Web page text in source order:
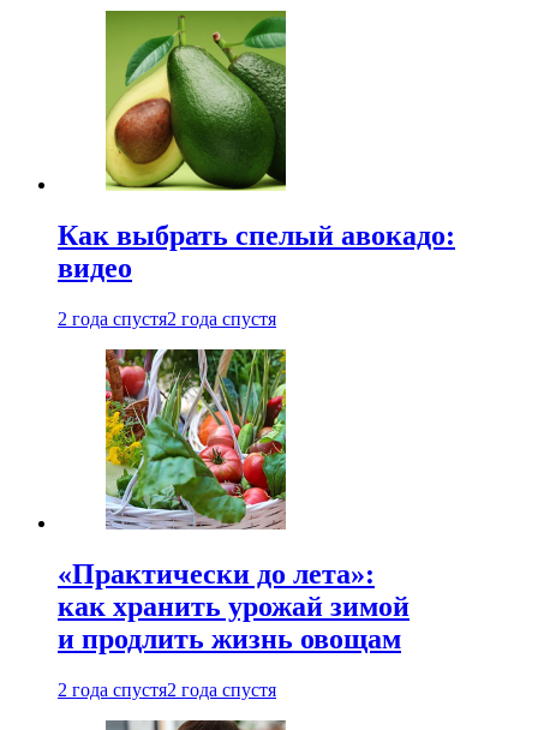
Как выбрать спелый авокадо:
видео
2 года спустя2 года спустя
«Практически до лета»:
как хранить урожай зимой
и продлить жизнь овощам
2 года спустя2 года спустя